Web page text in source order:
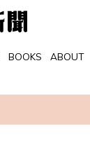
BOOKS ABOUT